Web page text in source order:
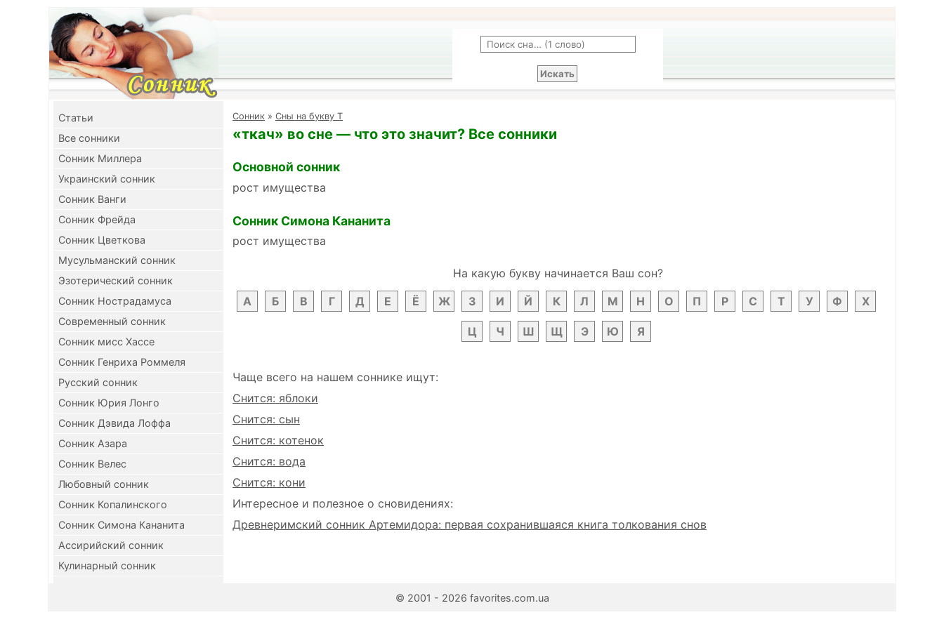
Cтатьи
Все сонники
Сонник Миллера
Украинский сонник
Сонник Ванги
Сонник Фрейда
Сонник Цветкова
Мусульманский сонник
Эзотерический сонник
Сонник Нострадамуса
Современный сонник
Сонник мисс Хассе
Сонник Генриха Роммеля
Русский сонник
Сонник Юрия Лонго
Сонник Дэвида Лоффа
Сонник Азара
Сонник Велес
Любовный сонник
Сонник Копалинского
Сонник Симона Кананита
Ассирийский сонник
Кулинарный сонник
Cонник » Сны на букву Т
«ткач» во сне — что это значит? Все сонники
Основной сонник
рост имущества
Сонник Симона Кананита
рост имущества
На какую букву начинается Ваш сон?
А
Б В Г Д Е Ё Ж З И Й К Л М Н О П Р С Т У Ф Х
Ц Ч Ш Щ Э Ю Я
Чаще всего на нашем соннике ищут:
Снится: яблоки
Снится: сын
Снится: котенок
Снится: вода
Снится: кони
Интересное и полезное о сновидениях:
Древнеримский сонник Артемидора: первая сохранившаяся книга толкования снов
© 2001 - 2026 favorites.com.ua